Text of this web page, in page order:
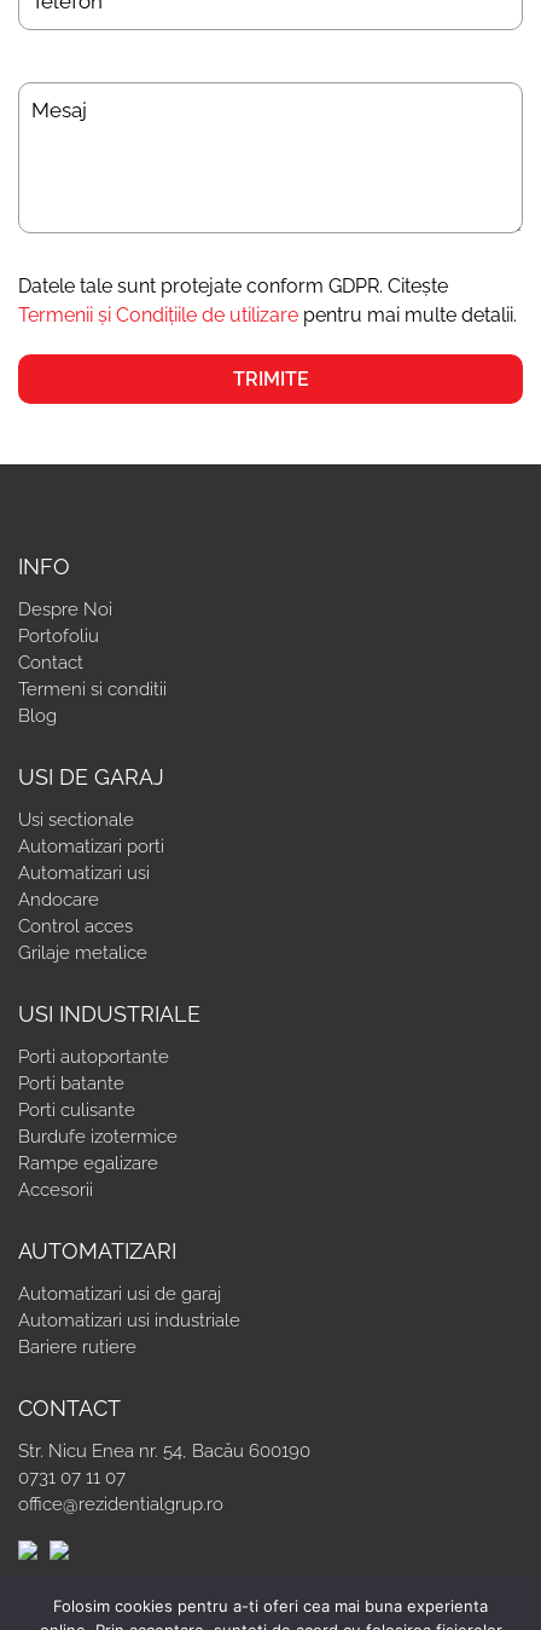
Datele tale sunt protejate conform GDPR. Citește
Termenii și Condițiile de utilizare pentru mai multe detalii.
INFO
Despre Noi
Portofoliu
Contact
Termeni si conditii
Blog
USI DE GARAJ
Usi sectionale
Automatizari porti
Automatizari usi
Andocare
Control acces
Grilaje metalice
USI INDUSTRIALE
Porti autoportante
Porti batante
Porti culisante
Burdufe izotermice
Rampe egalizare
Accesorii
AUTOMATIZARI
Automatizari usi de garaj
Automatizari usi industriale
Bariere rutiere
CONTACT
Str. Nicu Enea nr. 54, Bacău 600190
0731 07 11 07
office@rezidentialgrup.ro
© 2025 Rezidential Grup SRLweb designwww.dehalo.ro
Folosim cookies pentru a-ti oferi cea mai buna experienta